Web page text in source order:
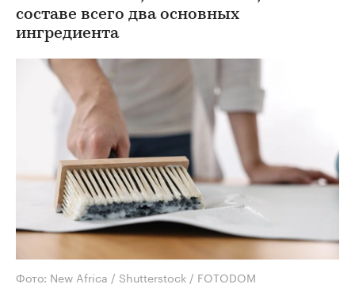
составе всего два основных
ингредиента
Фото: New Africa / Shutterstock / FOTODOM